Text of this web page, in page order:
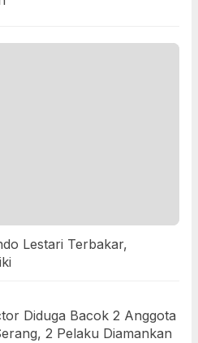
Lestari Terbakar,
Diduga Bacok 2 Anggota
2 Pelaku Diamankan